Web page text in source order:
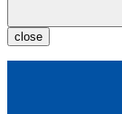
close